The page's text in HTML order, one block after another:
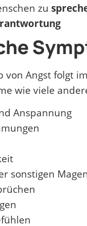
zu
von Angst folgt
wie viele
Anspannung
sonstigen